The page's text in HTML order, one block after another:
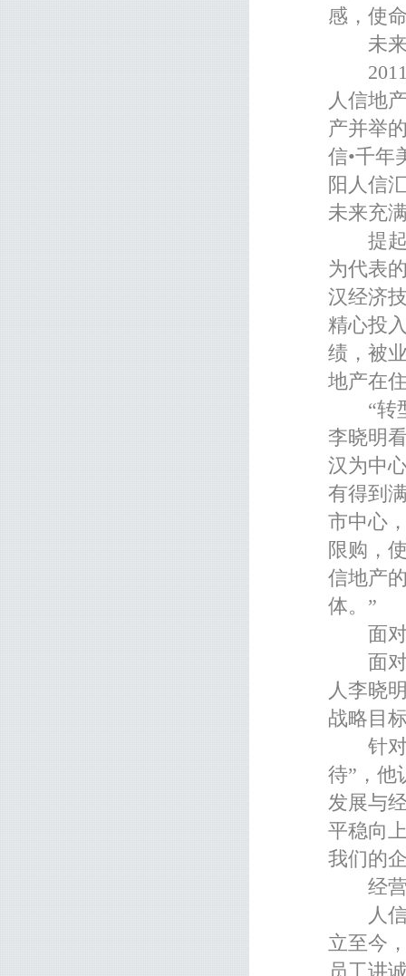
感，使
未来
2011
人信地
产并举
信•千年
阳人信
未来充
提起
为代表
汉经济
精心投
绩，被
地产在
“转型
李晓明
汉为中
有得到
市中心
限购，
信地产
体。”
面对
面对
人李晓
战略目
针对
待”，他
发展与
平稳向
我们的
经营
人信
立至今
员工讲